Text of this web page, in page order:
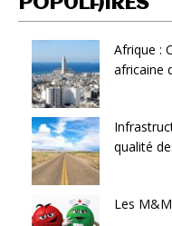
Afrique :
africaine
qualité
Les